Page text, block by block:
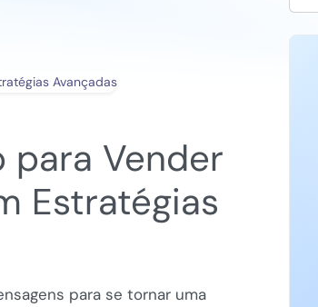
para Vender
Estratégias
para se tornar uma